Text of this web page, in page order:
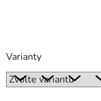
Varianty